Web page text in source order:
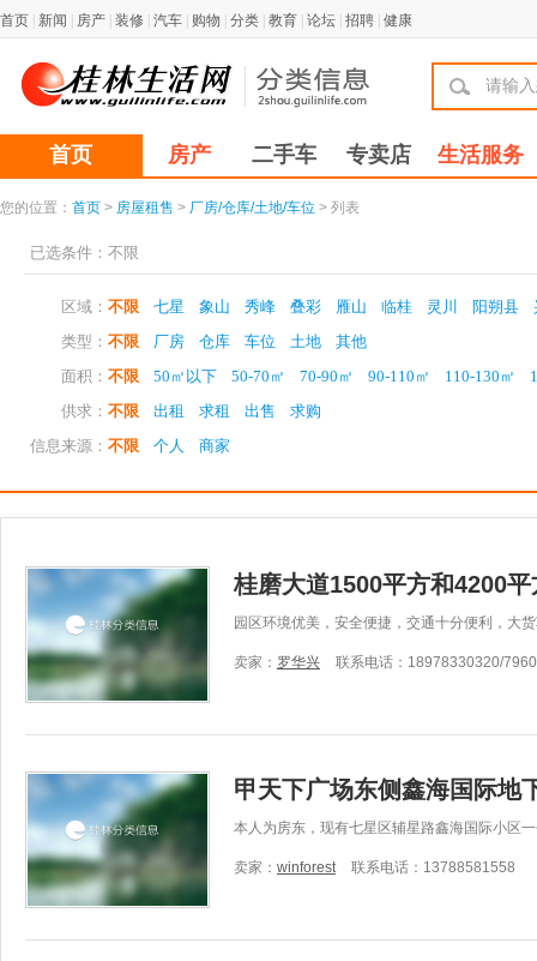
首页 新闻 房产 装修 汽车 购物 分类 教育 论坛 招聘 健康
首页 房产 二手车 专卖店 生活服务
您的位置： 首页 > 房屋租售 > 厂房/仓库/土地/车位 > 列表
已选条件： 不限
区域： 不限 七星 象山 秀峰 叠彩 雁山 临桂 灵川 阳朔县
类型： 不限 厂房 仓库 车位 土地
其他
面积： 不限 50㎡以下 50-70㎡ 70-90㎡ 90-110㎡ 110-130㎡
供求： 不限 出租 求租 出售
求购
信息来源： 不限 个人 商家
桂磨大道1500平方和4200
园区环境优美，安全便捷，交通十分便利，大
卖家： 罗华兴 联系电话：18978330320/
甲天下广场东侧鑫海国际地
本人为房东，现有七星区辅星路鑫海国际小区
卖家： winforest 联系电话：13788581558